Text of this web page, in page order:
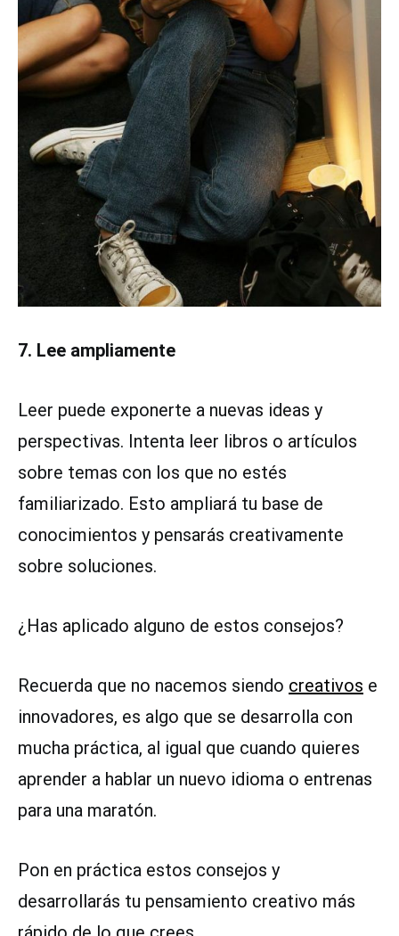
7. Lee ampliamente
Leer puede exponerte a nuevas ideas y
perspectivas. Intenta leer libros o artículos
sobre temas con los que no estés
familiarizado. Esto ampliará tu base de
conocimientos y pensarás creativamente
sobre soluciones.
¿Has aplicado alguno de estos consejos?
Recuerda que no nacemos siendo creativos e
innovadores, es algo que se desarrolla con
mucha práctica, al igual que cuando quieres
aprender a hablar un nuevo idioma o entrenas
para una maratón.
Pon en práctica estos consejos y
desarrollarás tu pensamiento creativo más